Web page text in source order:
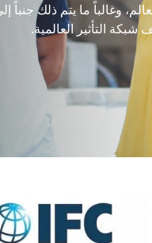
وغالباً ما يتم ذلك
شبكة التأثير العالمية.